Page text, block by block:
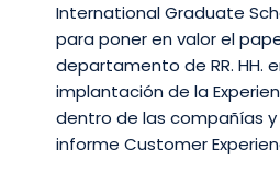
International Graduate
para poner en valor el
departamento de RR. HH.
implantación de la
dentro de las compañías
informe Customer